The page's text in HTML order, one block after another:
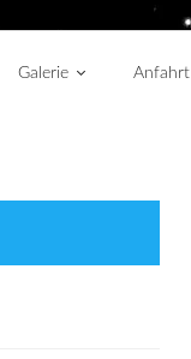
Galerie Anfahrt